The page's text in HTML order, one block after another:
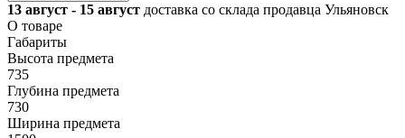
13 август - 15 август доставка со склада продавца Ульяновск
О товаре
Габариты
Высота предмета
735
Глубина предмета
730
Ширина предмета